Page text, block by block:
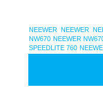
NEEWER NEEWER
NW670 NEEWER
SPEEDLITE 760